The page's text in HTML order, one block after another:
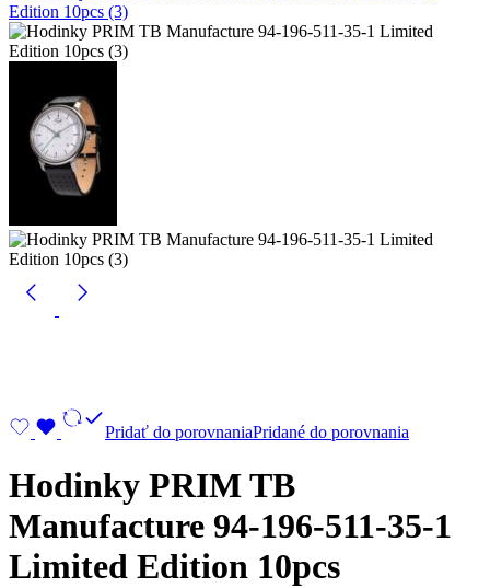
Pridať do porovnaniaPridané do porovnania
Hodinky PRIM TB
Manufacture 94-196-511-35-1
Limited Edition 10pcs